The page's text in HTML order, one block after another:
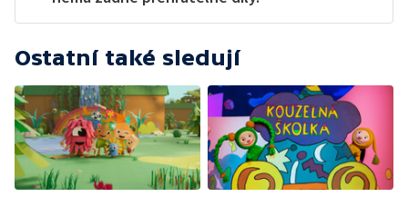
Ostatní také sledují